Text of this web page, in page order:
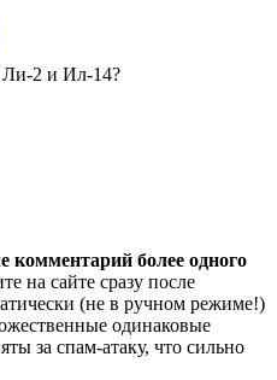
Ли-2 и Ил-14?
комментарий более одного
на сайте сразу после
(не в ручном режиме!)
одинаковые
за спам-атаку, что сильно